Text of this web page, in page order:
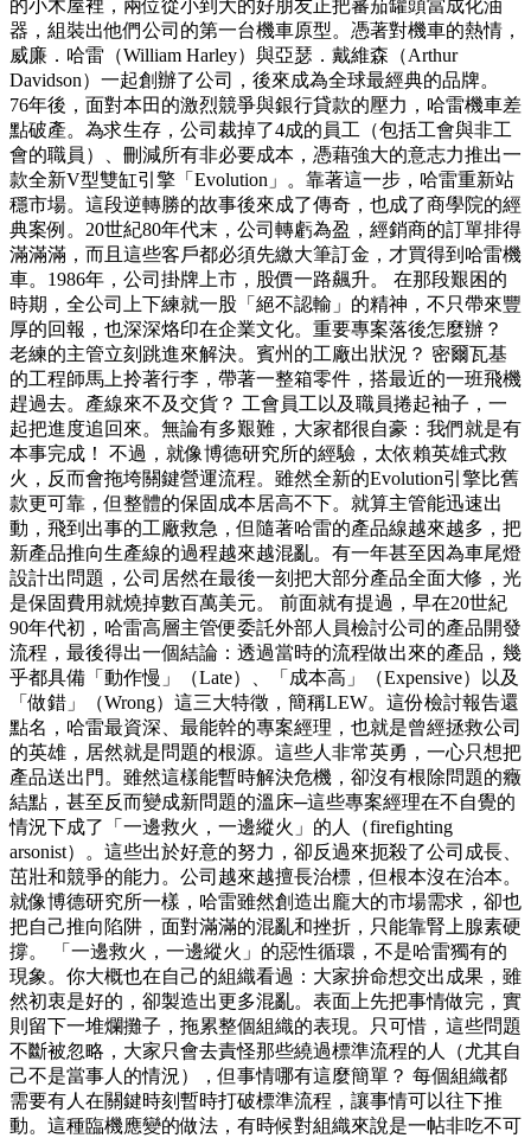
的小木屋裡，兩位從小到大的好朋友正把蕃茄罐頭當成化油
器，組裝出他們公司的第一台機車原型。憑著對機車的熱情，
威廉．哈雷（William Harley）與亞瑟．戴維森（Arthur
Davidson）一起創辦了公司，後來成為全球最經典的品牌。
76年後，面對本田的激烈競爭與銀行貸款的壓力，哈雷機車差
點破產。為求生存，公司裁掉了4成的員工（包括工會與非工
會的職員）、刪減所有非必要成本，憑藉強大的意志力推出一
款全新V型雙缸引擎「Evolution」。靠著這一步，哈雷重新站
穩市場。這段逆轉勝的故事後來成了傳奇，也成了商學院的經
典案例。20世紀80年代末，公司轉虧為盈，經銷商的訂單排得
滿滿滿，而且這些客戶都必須先繳大筆訂金，才買得到哈雷機
車。1986年，公司掛牌上市，股價一路飆升。 在那段艱困的
時期，全公司上下練就一股「絕不認輸」的精神，不只帶來豐
厚的回報，也深深烙印在企業文化。重要專案落後怎麼辦？
老練的主管立刻跳進來解決。賓州的工廠出狀況？ 密爾瓦基
的工程師馬上拎著行李，帶著一整箱零件，搭最近的一班飛機
趕過去。產線來不及交貨？ 工會員工以及職員捲起袖子，一
起把進度追回來。無論有多艱難，大家都很自豪：我們就是有
本事完成！ 不過，就像博德研究所的經驗，太依賴英雄式救
火，反而會拖垮關鍵營運流程。雖然全新的Evolution引擎比舊
款更可靠，但整體的保固成本居高不下。就算主管能迅速出
動，飛到出事的工廠救急，但隨著哈雷的產品線越來越多，把
新產品推向生產線的過程越來越混亂。有一年甚至因為車尾燈
設計出問題，公司居然在最後一刻把大部分產品全面大修，光
是保固費用就燒掉數百萬美元。 前面就有提過，早在20世紀
90年代初，哈雷高層主管便委託外部人員檢討公司的產品開發
流程，最後得出一個結論：透過當時的流程做出來的產品，幾
乎都具備「動作慢」（Late）、「成本高」（Expensive）以及
「做錯」（Wrong）這三大特徵，簡稱LEW。這份檢討報告還
點名，哈雷最資深、最能幹的專案經理，也就是曾經拯救公司
的英雄，居然就是問題的根源。這些人非常英勇，一心只想把
產品送出門。雖然這樣能暫時解決危機，卻沒有根除問題的癥
結點，甚至反而變成新問題的溫床─這些專案經理在不自覺的
情況下成了「一邊救火，一邊縱火」的人（firefighting
arsonist）。這些出於好意的努力，卻反過來扼殺了公司成長、
茁壯和競爭的能力。公司越來越擅長治標，但根本沒在治本。
就像博德研究所一樣，哈雷雖然創造出龐大的市場需求，卻也
把自己推向陷阱，面對滿滿的混亂和挫折，只能靠腎上腺素硬
撐。 「一邊救火，一邊縱火」的惡性循環，不是哈雷獨有的
現象。你大概也在自己的組織看過：大家拚命想交出成果，雖
然初衷是好的，卻製造出更多混亂。表面上先把事情做完，實
則留下一堆爛攤子，拖累整個組織的表現。只可惜，這些問題
不斷被忽略，大家只會去責怪那些繞過標準流程的人（尤其自
己不是當事人的情況），但事情哪有這麼簡單？ 每個組織都
需要有人在關鍵時刻暫時打破標準流程，讓事情可以往下推
動。這種臨機應變的做法，有時候對組織來說是一帖非吃不可